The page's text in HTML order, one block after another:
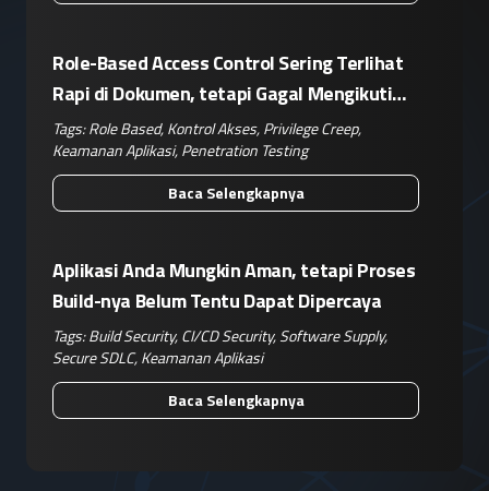
Role-Based Access Control Sering Terlihat
Rapi di Dokumen, tetapi Gagal Mengikuti
Operasional Nyata
Tags:Role Based,Kontrol Akses,Privilege Creep,
Keamanan Aplikasi,Penetration Testing
Baca Selengkapnya
Aplikasi Anda Mungkin Aman, tetapi Proses
Build-nya Belum Tentu Dapat Dipercaya
Tags:Build Security,CI/CD Security,Software Supply,
Secure SDLC,Keamanan Aplikasi
Baca Selengkapnya